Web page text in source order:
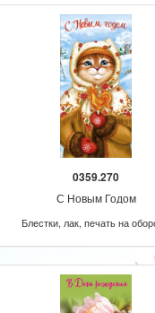
0359.270
С Новым Годом
Блестки, лак, печать на